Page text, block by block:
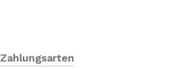
Zahlungsarten